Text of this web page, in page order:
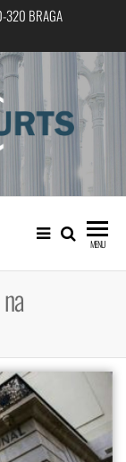
320 BRAGA
cultural na
MENU